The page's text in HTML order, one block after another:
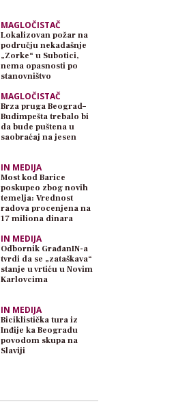
MAGLOČISTAČ
Lokalizovan požar na
području nekadašnje
„Zorke“ u Subotici,
nema opasnosti po
stanovništvo
MAGLOČISTAČ
Brza pruga Beograd–
Budimpešta trebalo bi
da bude puštena u
saobraćaj na jesen
IN MEDIJA
Most kod Barice
poskupeo zbog novih
temelja: Vrednost
radova procenjena na
17 miliona dinara
IN MEDIJA
Odbornik GrađanIN-a
tvrdi da se „zataškava“
stanje u vrtiću u Novim
Karlovcima
IN MEDIJA
Biciklistička tura iz
Inđije ka Beogradu
povodom skupa na
Slaviji